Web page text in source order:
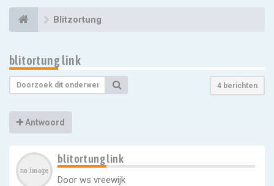
Blitzortung
blitortung link
4 berichten
Antwoord
blitortung link
Door ws vreewijk